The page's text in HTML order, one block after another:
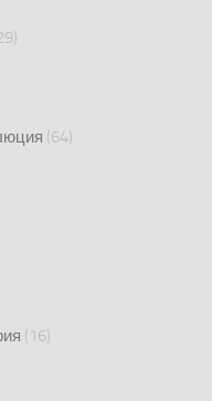
(64)
(16)